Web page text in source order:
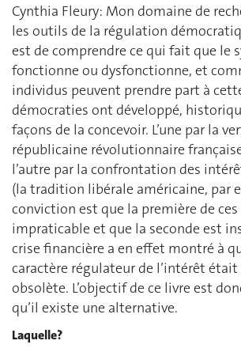
Cynthia Fleury: Mon domaine de
les outils de la régulation
est de comprendre ce qui fait que le
fonctionne ou dysfonctionne, et
individus peuvent prendre part à
démocraties ont développé,
façons de la concevoir. L’une par la
républicaine révolutionnaire
l’autre par la confrontation des
(la tradition libérale américaine, par
conviction est que la première de
impraticable et que la seconde est
crise financière a en effet montré à
caractère régulateur de l’intérêt était
obsolète. L’objectif de ce livre est
qu’il existe une alternative.
Laquelle?